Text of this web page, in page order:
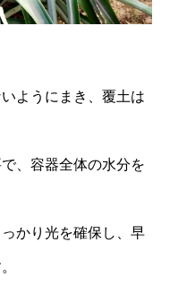
ようにまき、覆土は
、容器全体の水分を
かり光を確保し、早